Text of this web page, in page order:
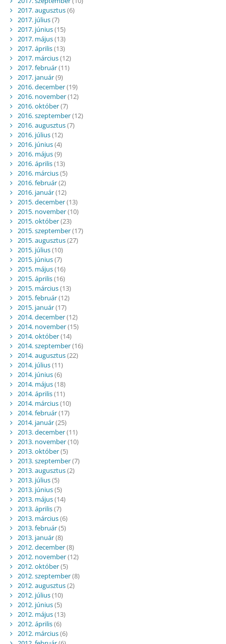
2017. augusztus(6)
2017. július(7)
2017. június(15)
2017. május(13)
2017. április(13)
2017. március(12)
2017. február(11)
2017. január(9)
2016. december(19)
2016. november(12)
2016. október(7)
2016. szeptember(12)
2016. augusztus(7)
2016. július(12)
2016. június(4)
2016. május(9)
2016. április(13)
2016. március(5)
2016. február(2)
2016. január(12)
2015. december(13)
2015. november(10)
2015. október(23)
2015. szeptember(17)
2015. augusztus(27)
2015. július(10)
2015. június(7)
2015. május(16)
2015. április(16)
2015. március(13)
2015. február(12)
2015. január(17)
2014. december(12)
2014. november(15)
2014. október(14)
2014. szeptember(16)
2014. augusztus(22)
2014. július(11)
2014. június(6)
2014. május(18)
2014. április(11)
2014. március(10)
2014. február(17)
2014. január(25)
2013. december(11)
2013. november(10)
2013. október(5)
2013. szeptember(7)
2013. augusztus(2)
2013. július(5)
2013. június(5)
2013. május(14)
2013. április(7)
2013. március(6)
2013. február(5)
2013. január(8)
2012. december(8)
2012. november(12)
2012. október(5)
2012. szeptember(8)
2012. augusztus(2)
2012. július(10)
2012. június(5)
2012. május(13)
2012. április(6)
2012. március(6)